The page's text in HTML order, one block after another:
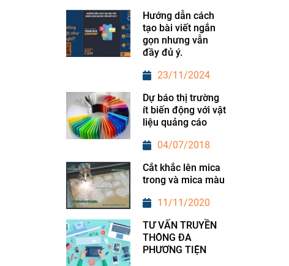
Hướng dẫn cách
tạo bài viết ngắn
gọn nhưng vẫn
đầy đủ ý.
23/11/2024
Dự báo thị trường
ít biến động với vật
liệu quảng cáo
04/07/2018
Cắt khắc lên mica
trong và mica màu
11/11/2020
TƯ VẤN TRUYỀN
THÔNG ĐA
PHƯƠNG TIỆN